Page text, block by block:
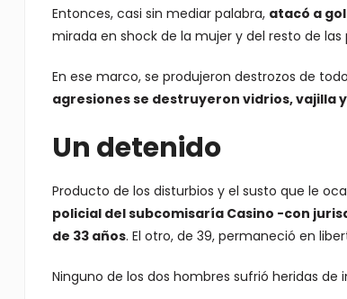
Entonces, casi sin mediar palabra, atacó a
mirada en shock de la mujer y del resto de
En ese marco, se produjeron destrozos de
agresiones se destruyeron vidrios, vajilla
Un detenido
Producto de los disturbios y el susto que le
policial del subcomisaría Casino -con
de 33 años. El otro, de 39, permaneció en
Ninguno de los dos hombres sufrió heridas de